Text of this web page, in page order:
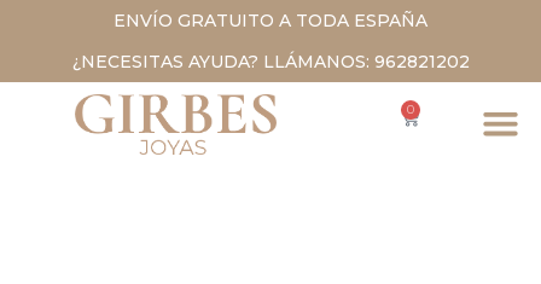
ENVÍO GRATUITO A TODA ESPAÑA
¿NECESITAS AYUDA? LLÁMANOS: 962821202
0